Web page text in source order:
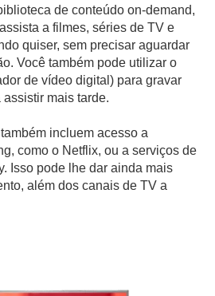
de conteúdo on-demand,
a filmes, séries de TV e
quiser, sem precisar aguardar
Você também pode utilizar o
de vídeo digital) para gravar
mais tarde.
incluem acesso a
como o Netflix, ou a serviços de
Isso pode lhe dar ainda mais
além dos canais de TV a